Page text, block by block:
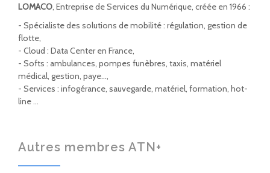
LOMACO, Entreprise de Services du Numérique, créée en 1966 :
- Spécialiste des solutions de mobilité : régulation, gestion de
flotte,
- Cloud : Data Center en France,
- Softs : ambulances, pompes funèbres, taxis, matériel
médical, gestion, paye…,
- Services : infogérance, sauvegarde, matériel, formation, hot-
line …
Autres membres ATN+